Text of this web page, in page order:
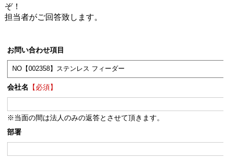
ぞ！
担当者がご回答致します。
お問い合わせ項目
会社名 【必須】
※当面の間は法人のみの返答とさせて頂きます。
部署